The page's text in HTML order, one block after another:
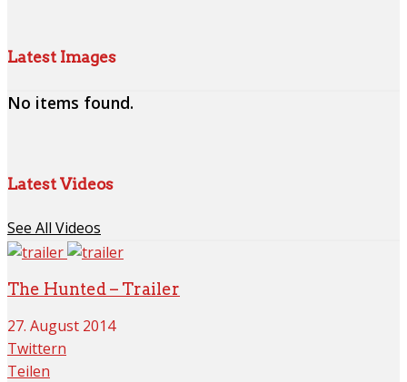
Latest Images
No items found.
Latest Videos
See All Videos
The Hunted – Trailer
27. August 2014
Twittern
Teilen